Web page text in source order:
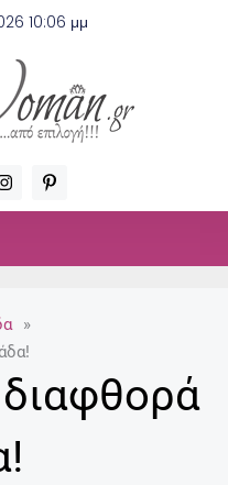
10:06 μμ
I
n
s
P
i
n
»